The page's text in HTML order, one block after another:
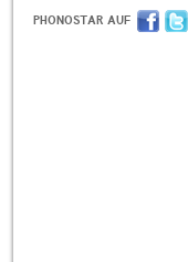
PHONOSTAR AUF